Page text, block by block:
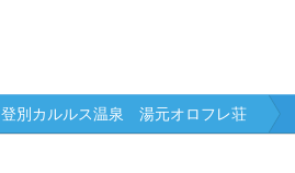
登別カルルス温泉 湯元オロフレ荘